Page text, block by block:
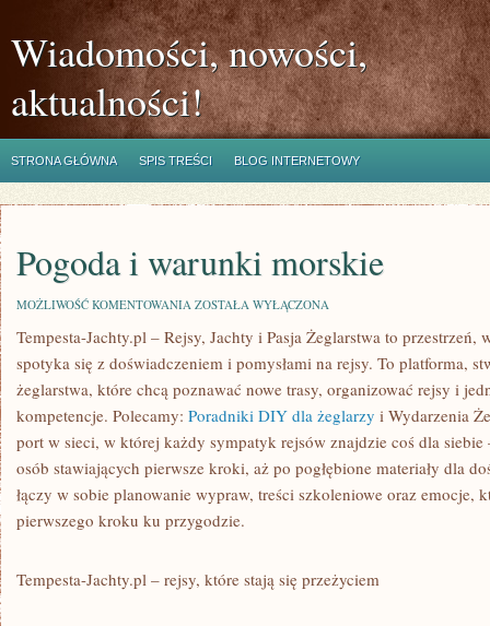
Wiadomości, nowości,
aktualności!
STRONA GŁÓWNA SPIS TREŚCI BLOG INTERNETOWY
Pogoda i warunki morskie
MOŻLIWOŚĆ KOMENTOWANIA POGODA
WARUNKI
MORSKIE
ZOSTAŁA WYŁĄCZONA
Tempesta-Jachty.pl – Rejsy, Jachty i Pasja Żeglarstwa to przestrzeń,
spotyka się z doświadczeniem i pomysłami na rejsy. To platforma,
żeglarstwa, które chcą poznawać nowe trasy, organizować rejsy i
kompetencje. Polecamy: Poradniki DIY dla żeglarzy i Wydarzenia
port w sieci, w której każdy sympatyk rejsów znajdzie coś dla
osób stawiających pierwsze kroki, aż po pogłębione materiały dla
łączy w sobie planowanie wypraw, treści szkoleniowe oraz emocje,
pierwszego kroku ku przygodzie.
Tempesta-Jachty.pl – rejsy, które stają się przeżyciem